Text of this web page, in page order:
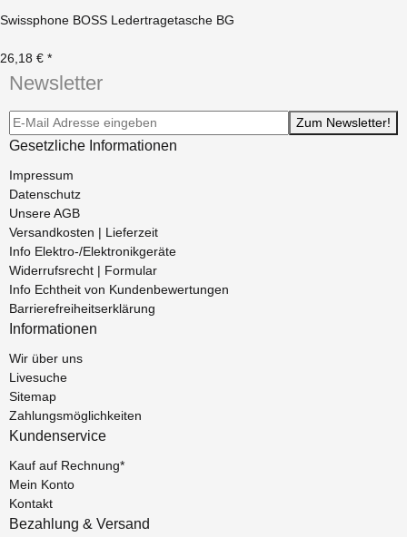
Swissphone BOSS Ledertragetasche BG
26,18 € *
Newsletter
Newsletter-Registrierung Zum Newsletter!
Gesetzliche Informationen
Impressum
Datenschutz
Unsere AGB
Versandkosten | Lieferzeit
Info Elektro-/Elektronikgeräte
Widerrufsrecht | Formular
Info Echtheit von Kundenbewertungen
Barrierefreiheitserklärung
Informationen
Wir über uns
Livesuche
Sitemap
Zahlungsmöglichkeiten
Kundenservice
Kauf auf Rechnung*
Mein Konto
Kontakt
Bezahlung & Versand